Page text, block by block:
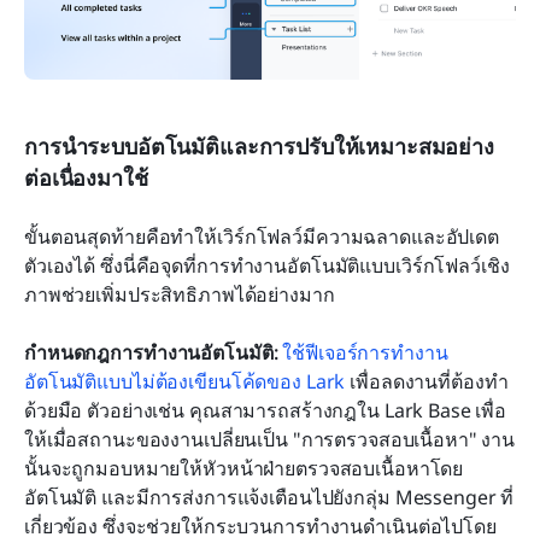
การนำระบบอัตโนมัติและการปรับให้เหมาะสมอย่าง
ต่อเนื่องมาใช้
ขั้นตอนสุดท้ายคือทำให้เวิร์กโฟลว์มีความฉลาดและอัปเดต
ตัวเองได้ ซึ่งนี่คือจุดที่การทำงานอัตโนมัติแบบเวิร์กโฟลว์เชิง
ภาพช่วยเพิ่มประสิทธิภาพได้อย่างมาก
กำหนดกฎการทำงานอัตโนมัติ:ใช้ฟีเจอร์การทำงาน
อัตโนมัติแบบไม่ต้องเขียนโค้ดของ Lark เพื่อลดงานที่ต้องทำ
ด้วยมือ ตัวอย่างเช่น คุณสามารถสร้างกฎใน Lark Base เพื่อ
ให้เมื่อสถานะของงานเปลี่ยนเป็น "การตรวจสอบเนื้อหา" งาน
นั้นจะถูกมอบหมายให้หัวหน้าฝ่ายตรวจสอบเนื้อหาโดย
อัตโนมัติ และมีการส่งการแจ้งเตือนไปยังกลุ่ม Messenger ที่
เกี่ยวข้อง ซึ่งจะช่วยให้กระบวนการทำงานดำเนินต่อไปโดย